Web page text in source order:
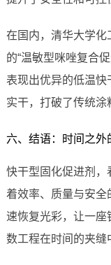
在国内，清华大学化
的“温敏型咪唑复合
表现出优异的低温
实干，打破了传统涂
六、结语：时间之外
快干型固化促进剂，
着效率、质量与安全
速恢复光彩，让一座
数工程在时间的夹缝